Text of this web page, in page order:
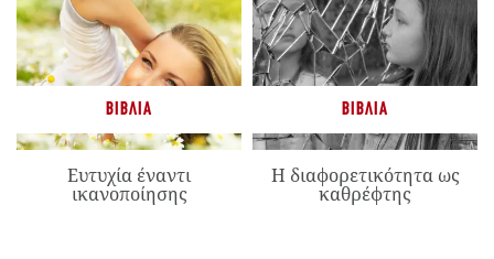
ΒΙΒΛΊΑ
Ευτυχία έναντι
ικανοποίησης
ΒΙΒΛΊΑ
Η διαφορετικότητα ως
καθρέφτης